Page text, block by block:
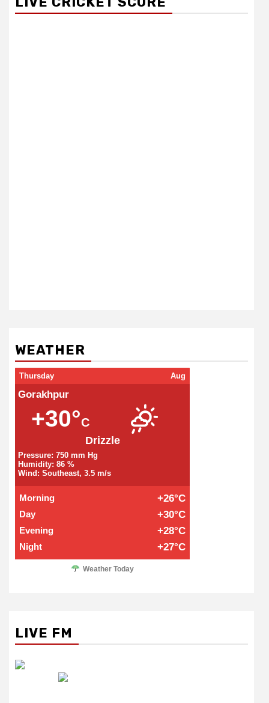
WEATHER
Thursday Aug
Gorakhpur
+30°C
Drizzle
Pressure: 750 mm Hg
Humidity: 86 %
Wind: Southeast, 3.5 m/s
Morning +26°C
Day +30°C
Evening +28°C
Night +27°C
Weather Today
LIVE FM